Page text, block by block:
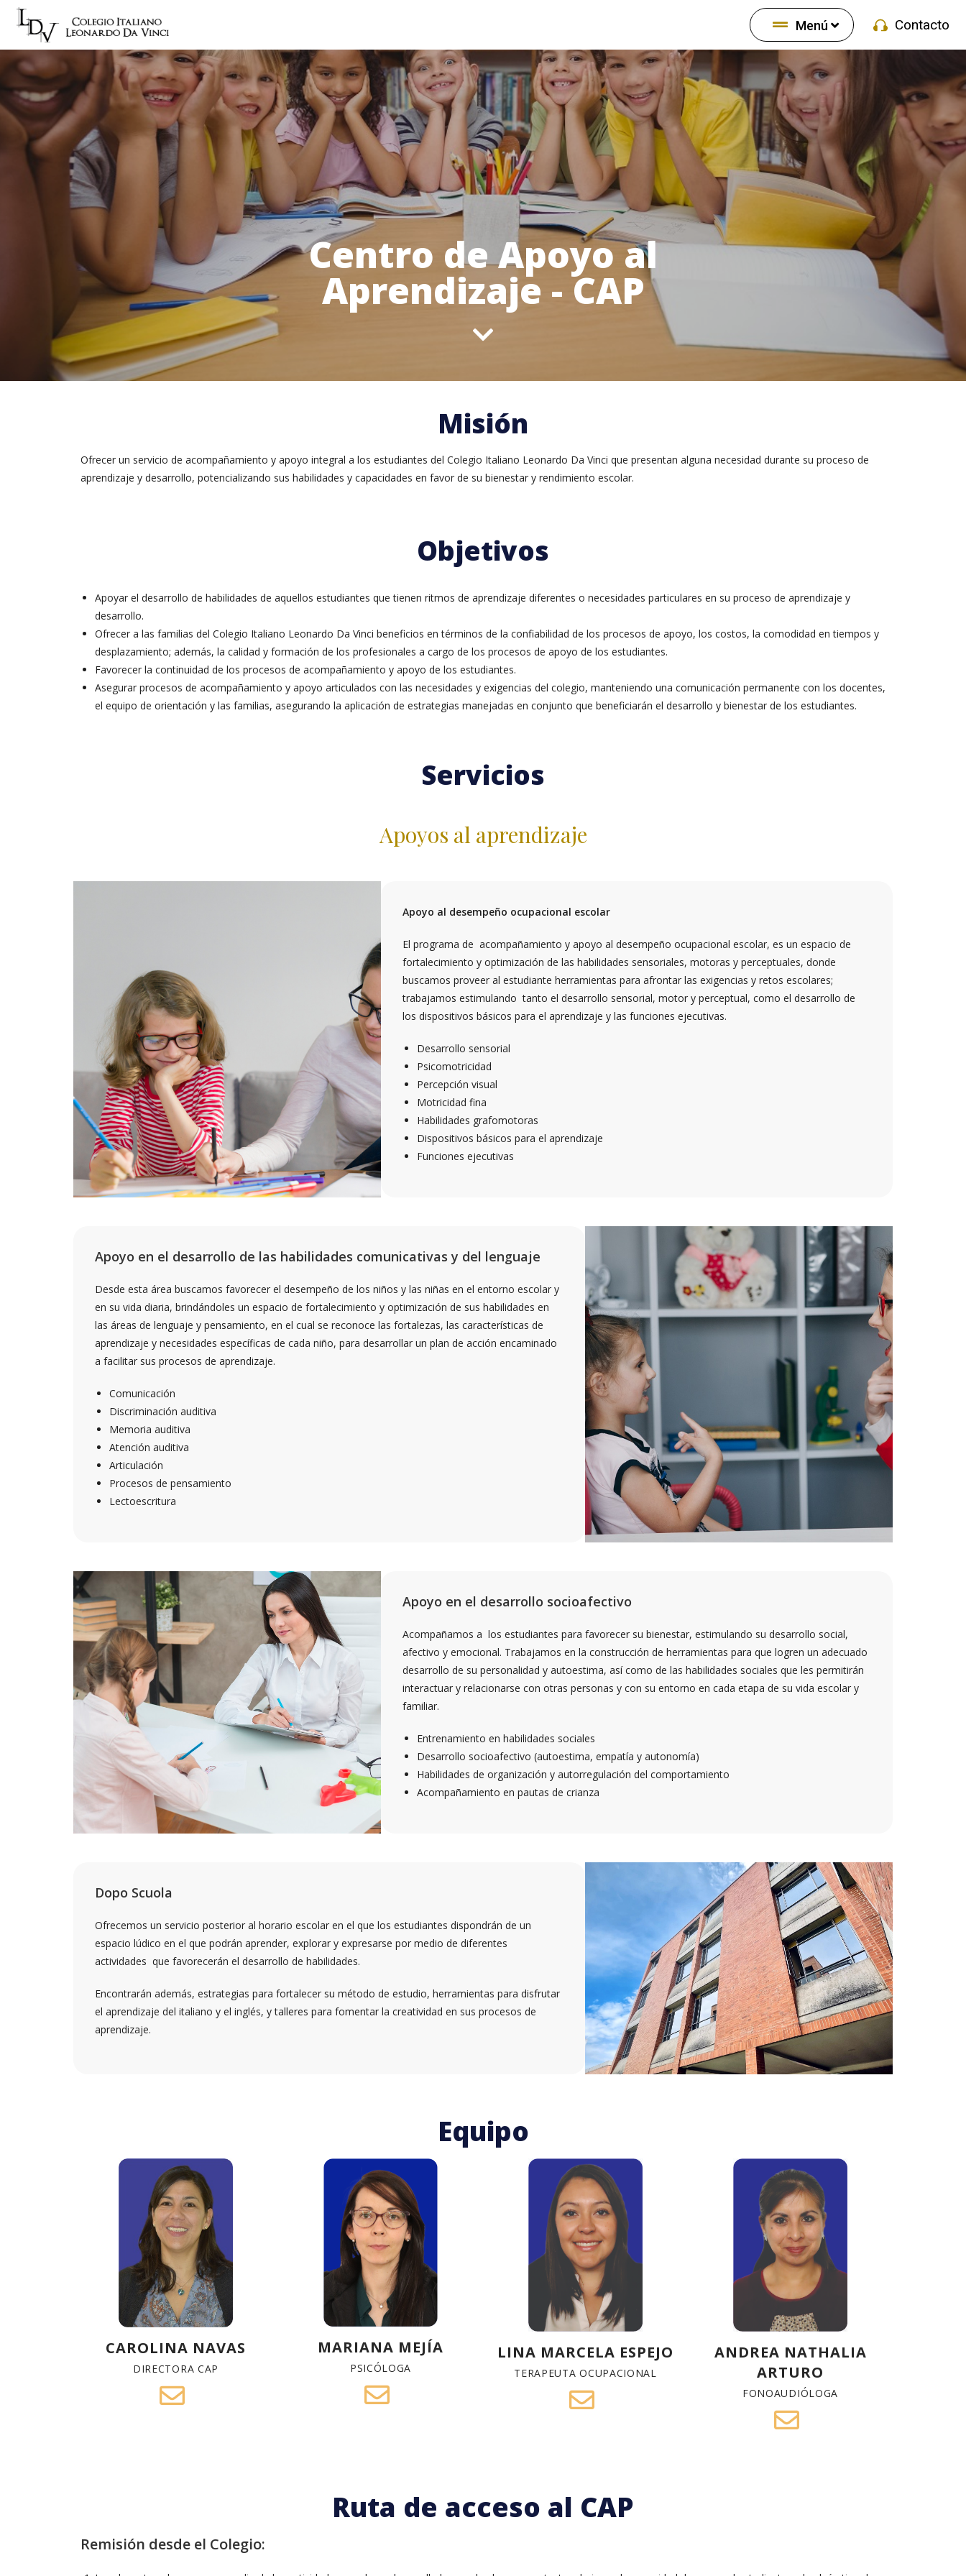
Menú Contacto
Centro de Apoyo al
Aprendizaje - CAP
Misión
Ofrecer un servicio de acompañamiento y apoyo integral a los estudiantes del Colegio Italiano Leonardo Da Vinci que presentan alguna necesidad durante su proceso de
aprendizaje y desarrollo, potencializando sus habilidades y capacidades en favor de su bienestar y rendimiento escolar.
Objetivos
Apoyar el desarrollo de habilidades de aquellos estudiantes que tienen ritmos de aprendizaje diferentes o necesidades particulares en su proceso de aprendizaje y
desarrollo.
Ofrecer a las familias del Colegio Italiano Leonardo Da Vinci beneficios en términos de la confiabilidad de los procesos de apoyo, los costos, la comodidad en tiempos y
desplazamiento; además, la calidad y formación de los profesionales a cargo de los procesos de apoyo de los estudiantes.
Favorecer la continuidad de los procesos de acompañamiento y apoyo de los estudiantes.
Asegurar procesos de acompañamiento y apoyo articulados con las necesidades y exigencias del colegio, manteniendo una comunicación permanente con los docentes,
el equipo de orientación y las familias, asegurando la aplicación de estrategias manejadas en conjunto que beneficiarán el desarrollo y bienestar de los estudiantes.
Servicios
Apoyos al aprendizaje
Apoyo al desempeño ocupacional escolar
El programa de acompañamiento y apoyo al desempeño ocupacional escolar, es un espacio de
fortalecimiento y optimización de las habilidades sensoriales, motoras y perceptuales, donde
buscamos proveer al estudiante herramientas para afrontar las exigencias y retos escolares;
trabajamos estimulando tanto el desarrollo sensorial, motor y perceptual, como el desarrollo de
los dispositivos básicos para el aprendizaje y las funciones ejecutivas.
Desarrollo sensorial
Psicomotricidad
Percepción visual
Motricidad fina
Habilidades grafomotoras
Dispositivos básicos para el aprendizaje
Funciones ejecutivas
Apoyo en el desarrollo de las habilidades comunicativas y del lenguaje
Desde esta área buscamos favorecer el desempeño de los niños y las niñas en el entorno escolar y
en su vida diaria, brindándoles un espacio de fortalecimiento y optimización de sus habilidades en
las áreas de lenguaje y pensamiento, en el cual se reconoce las fortalezas, las características de
aprendizaje y necesidades específicas de cada niño, para desarrollar un plan de acción encaminado
a facilitar sus procesos de aprendizaje.
Comunicación
Discriminación auditiva
Memoria auditiva
Atención auditiva
Articulación
Procesos de pensamiento
Lectoescritura
Apoyo en el desarrollo socioafectivo
Acompañamos a los estudiantes para favorecer su bienestar, estimulando su desarrollo social,
afectivo y emocional. Trabajamos en la construcción de herramientas para que logren un adecuado
desarrollo de su personalidad y autoestima, así como de las habilidades sociales que les permitirán
interactuar y relacionarse con otras personas y con su entorno en cada etapa de su vida escolar y
familiar.
Entrenamiento en habilidades sociales
Desarrollo socioafectivo (autoestima, empatía y autonomía)
Habilidades de organización y autorregulación del comportamiento
Acompañamiento en pautas de crianza
Dopo Scuola
Ofrecemos un servicio posterior al horario escolar en el que los estudiantes dispondrán de un
espacio lúdico en el que podrán aprender, explorar y expresarse por medio de diferentes
actividades que favorecerán el desarrollo de habilidades.
Encontrarán además, estrategias para fortalecer su método de estudio, herramientas para disfrutar
el aprendizaje del italiano y el inglés, y talleres para fomentar la creatividad en sus procesos de
aprendizaje.
Equipo
CAROLINA NAVAS
DIRECTORA CAP
MARIANA MEJÍA
PSICÓLOGA
LINA MARCELA ESPEJO
TERAPEUTA OCUPACIONAL
ANDREA NATHALIA
ARTURO
FONOAUDIÓLOGA
Ruta de acceso al CAP
Remisión desde el Colegio: